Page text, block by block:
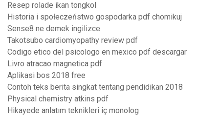
Resep rolade ikan tongkol
Historia i społeczeństwo gospodarka pdf chomikuj
Sense8 ne demek ingilizce
Takotsubo cardiomyopathy review pdf
Codigo etico del psicologo en mexico pdf descargar
Livro atracao magnetica pdf
Aplikasi bos 2018 free
Contoh teks berita singkat tentang pendidikan 2018
Physical chemistry atkins pdf
Hikayede anlatım teknikleri iç monolog